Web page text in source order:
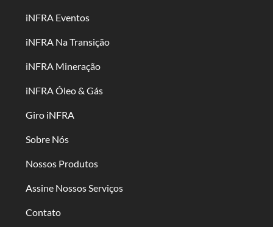
iNFRA Eventos
iNFRA Na Transição
iNFRA Mineração
iNFRA Óleo & Gás
Giro iNFRA
Sobre Nós
Nossos Produtos
Assine Nossos Serviços
Contato